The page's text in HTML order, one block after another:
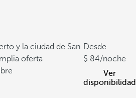
y la ciudad de San
oferta
Desde
84/noche
Ver
disponibilidad